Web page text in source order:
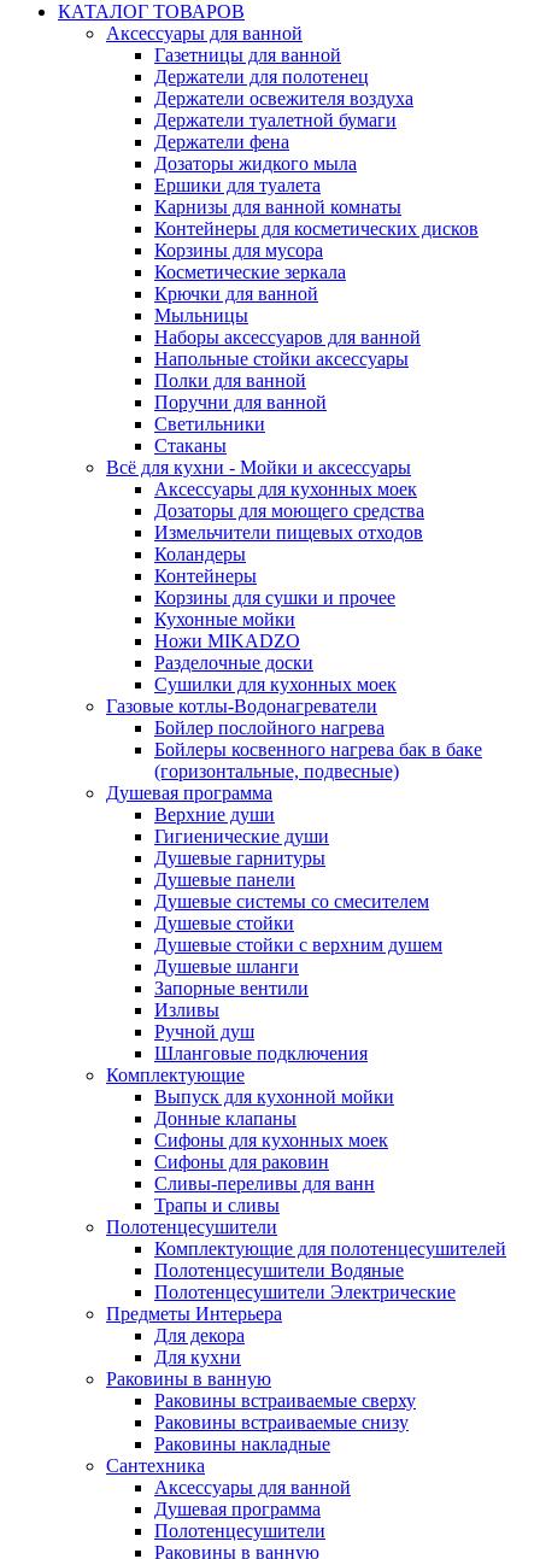
КАТАЛОГ ТОВАРОВ
Аксессуары для ванной
Газетницы для ванной
Держатели для полотенец
Держатели освежителя воздуха
Держатели туалетной бумаги
Держатели фена
Дозаторы жидкого мыла
Ершики для туалета
Карнизы для ванной комнаты
Контейнеры для косметических дисков
Корзины для мусора
Косметические зеркала
Крючки для ванной
Мыльницы
Наборы аксессуаров для ванной
Напольные стойки аксессуары
Полки для ванной
Поручни для ванной
Светильники
Стаканы
Всё для кухни - Мойки и аксессуары
Аксессуары для кухонных моек
Дозаторы для моющего средства
Измельчители пищевых отходов
Коландеры
Контейнеры
Корзины для сушки и прочее
Кухонные мойки
Ножи MIKADZO
Разделочные доски
Сушилки для кухонных моек
Газовые котлы-Водонагреватели
Бойлер послойного нагрева
Бойлеры косвенного нагрева бак в баке
(горизонтальные, подвесные)
Душевая программа
Верхние души
Гигиенические души
Душевые гарнитуры
Душевые панели
Душевые системы со смесителем
Душевые стойки
Душевые стойки с верхним душем
Душевые шланги
Запорные вентили
Изливы
Ручной душ
Шланговые подключения
Комплектующие
Выпуск для кухонной мойки
Донные клапаны
Сифоны для кухонных моек
Сифоны для раковин
Сливы-переливы для ванн
Трапы и сливы
Полотенцесушители
Комплектующие для полотенцесушителей
Полотенцесушители Водяные
Полотенцесушители Электрические
Предметы Интерьера
Для декора
Для кухни
Раковины в ванную
Раковины встраиваемые сверху
Раковины встраиваемые снизу
Раковины накладные
Сантехника
Аксессуары для ванной
Душевая программа
Полотенцесушители
Раковины в ванную